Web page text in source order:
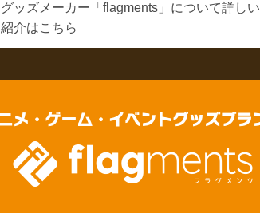
グッズメーカー「flagments」について詳しい
紹介はこちら